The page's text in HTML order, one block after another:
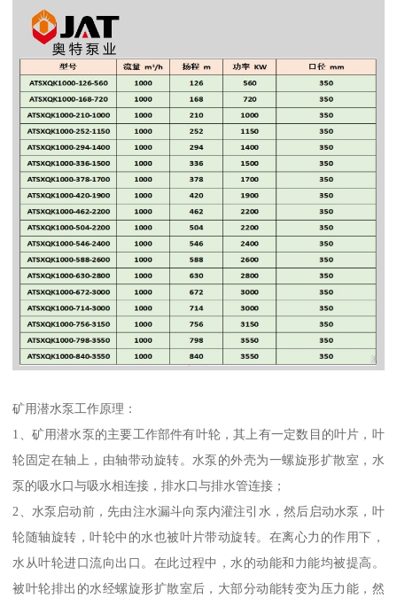
矿用潜水泵工作原理：
1、矿用潜水泵的主要工作部件有叶轮，其上有一定数目的叶片，叶
轮固定在轴上，由轴带动旋转。水泵的外壳为一螺旋形扩散室，水
泵的吸水口与吸水相连接，排水口与排水管连接；
2、水泵启动前，先由注水漏斗向泵内灌注引水，然后启动水泵，叶
轮随轴旋转，叶轮中的水也被叶片带动旋转。在离心力的作用下，
水从叶轮进口流向出口。在此过程中，水的动能和力能均被提高。
被叶轮排出的水经螺旋形扩散室后，大部分动能转变为压力能，然